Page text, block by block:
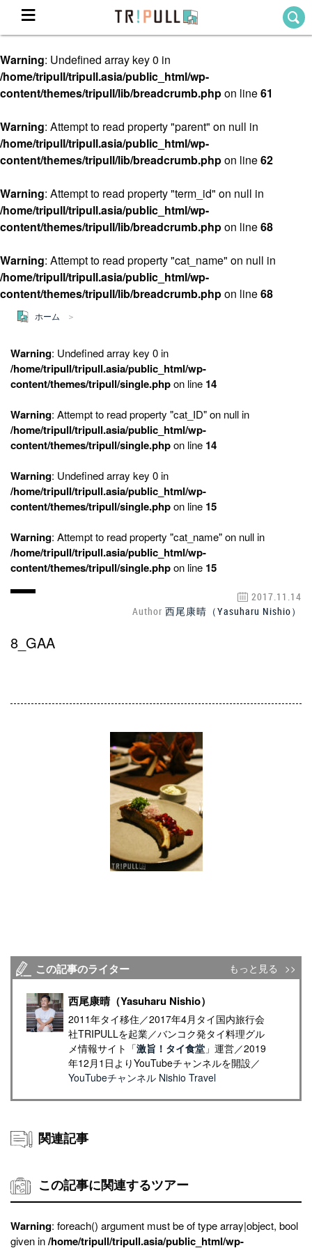
ホーム
Theme
テーマから探す
TRIPULLブログ
About
私たちについて
Warning: Undefined array key 0 in
/home/tripull/tripull.asia/public_html/wp-
content/themes/tripull/lib/breadcrumb.phpon line61
Warning: Attempt to read property "parent" on null in
/home/tripull/tripull.asia/public_html/wp-
content/themes/tripull/lib/breadcrumb.phpon line62
Warning: Attempt to read property "term_id" on null in
/home/tripull/tripull.asia/public_html/wp-
content/themes/tripull/lib/breadcrumb.phpon line68
Warning: Attempt to read property "cat_name" on null in
/home/tripull/tripull.asia/public_html/wp-
content/themes/tripull/lib/breadcrumb.phpon line68
ホーム
Warning: Undefined array key 0 in
/home/tripull/tripull.asia/public_html/wp-
content/themes/tripull/single.phpon line 14
Warning: Attempt to read property "cat_ID" on null in
/home/tripull/tripull.asia/public_html/wp-
content/themes/tripull/single.phpon line 14
Warning: Undefined array key 0 in
/home/tripull/tripull.asia/public_html/wp-
content/themes/tripull/single.phpon line 15
Warning: Attempt to read property "cat_name" on null in
/home/tripull/tripull.asia/public_html/wp-
content/themes/tripull/single.phpon line 15
2017.11.14
Author 西尾康晴（Yasuharu Nishio）
8_GAA
この記事のライター もっと見る
西尾康晴（Yasuharu Nishio）
2011年タイ移住／2017年4月タイ国内旅行会
社TRIPULLを起業／バンコク発タイ料理グル
メ情報サイト「激旨！タイ食堂」運営／2019
年12月1日よりYouTubeチャンネルを開設／
YouTubeチャンネル Nishio Travel
関連記事
この記事に関連するツアー
Warning: foreach() argument must be of type array|object, bool
given in/home/tripull/tripull.asia/public_html/wp-